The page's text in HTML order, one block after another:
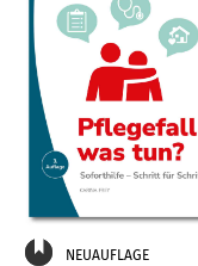
NEUAUFLAGE